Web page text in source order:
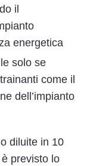
il
energetica
solo se
come il
dell’impianto
diluite in 10
previsto lo